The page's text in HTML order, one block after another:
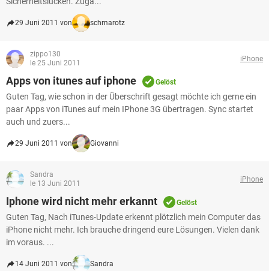
29 Juni 2011 von schmarotz
zippo130
le 25 Juni 2011
iPhone
Apps von itunes auf iphone Gelöst
Guten Tag, wie schon in der Überschrift gesagt möchte ich gerne ein
paar Apps von iTunes auf mein IPhone 3G übertragen. Sync startet
auch und zuers...
29 Juni 2011 von Giovanni
Sandra
le 13 Juni 2011
iPhone
Iphone wird nicht mehr erkannt Gelöst
Guten Tag, Nach iTunes-Update erkennt plötzlich mein Computer das
iPhone nicht mehr. Ich brauche dringend eure Lösungen. Vielen dank
im voraus. ...
14 Juni 2011 von Sandra